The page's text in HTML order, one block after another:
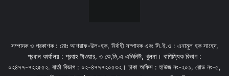
সম্পাদক ও প্রকাশক : মোঃ আশরাফ-উল-হক, নির্বাহী সম্পাদক এবং সি.ই.ও : এনামুল হক সাহেদ,
প্রধান কার্যালয় : প্রবাহ টাওয়ার, ৩ কে,ডি,এ এভিনিউ, খুলনা। বাণিজ্যিক বিভাগ :
০২৪৭৭-৭২২৫৫২. বার্তা বিভাগ : ০২-৪৭৭৭২০৫৩২। ঢাকা অফিস : হাউজ নং-২০১, রোড নং-৫,